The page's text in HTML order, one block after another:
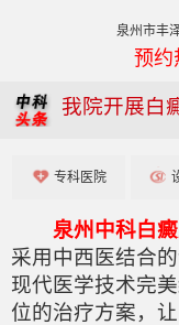
泉州市丰
预约
我院开展白
专科医院
泉州中科白
采用中西医结合
现代医学技术完
位的治疗方案，